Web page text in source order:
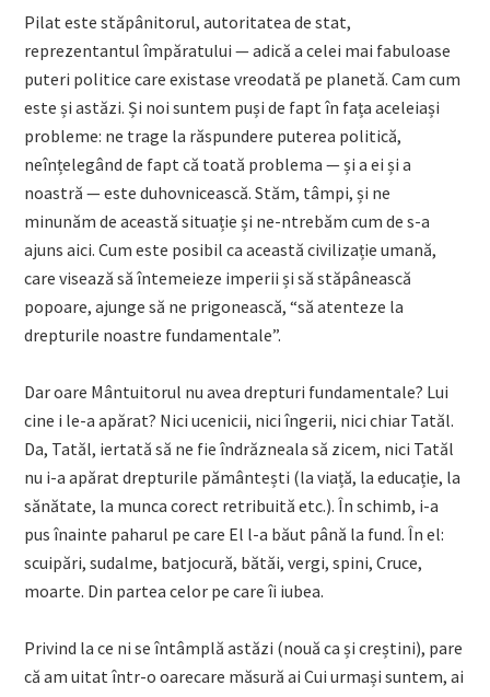
Pilat este stăpânitorul, autoritatea de stat,
reprezentantul împăratului — adică a celei mai fabuloase
puteri politice care existase vreodată pe planetă. Cam cum
este și astăzi. Și noi suntem puși de fapt în fața aceleiași
probleme: ne trage la răspundere puterea politică,
neînțelegând de fapt că toată problema — și a ei și a
noastră — este duhovnicească. Stăm, tâmpi, și ne
minunăm de această situație și ne-ntrebăm cum de s-a
ajuns aici. Cum este posibil ca această civilizație umană,
care visează să întemeieze imperii și să stăpânească
popoare, ajunge să ne prigonească, “să atenteze la
drepturile noastre fundamentale”.
Dar oare Mântuitorul nu avea drepturi fundamentale? Lui
cine i le-a apărat? Nici ucenicii, nici îngerii, nici chiar Tatăl.
Da, Tatăl, iertată să ne fie îndrăzneala să zicem, nici Tatăl
nu i-a apărat drepturile pământești (la viață, la educație, la
sănătate, la munca corect retribuită etc.). În schimb, i-a
pus înainte paharul pe care El l-a băut până la fund. În el:
scuipări, sudalme, batjocură, bătăi, vergi, spini, Cruce,
moarte. Din partea celor pe care îi iubea.
Privind la ce ni se întâmplă astăzi (nouă ca și creștini), pare
că am uitat într-o oarecare măsură ai Cui urmași suntem, ai